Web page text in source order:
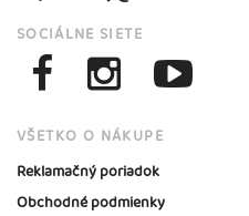
SOCIÁLNE SIETE
VŠETKO O NÁKUPE
Reklamačný poriadok
Obchodné podmienky